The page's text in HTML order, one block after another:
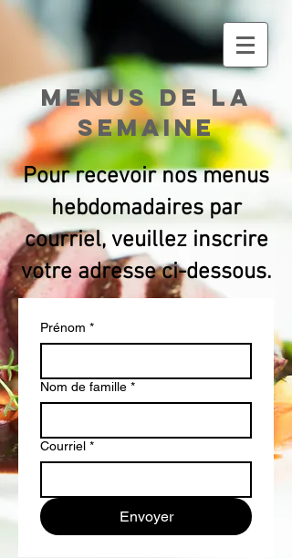
Menus de la
semaine
Pour recevoir nos menus
hebdomadaires par
courriel, veuillez inscrire
votre adresse ci-dessous.
Prénom *
Nom de famille *
Courriel *
Envoyer